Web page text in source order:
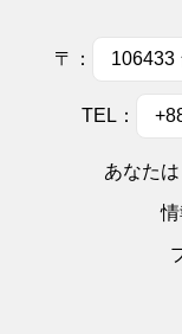
〒： 106433
TEL：
あなたは